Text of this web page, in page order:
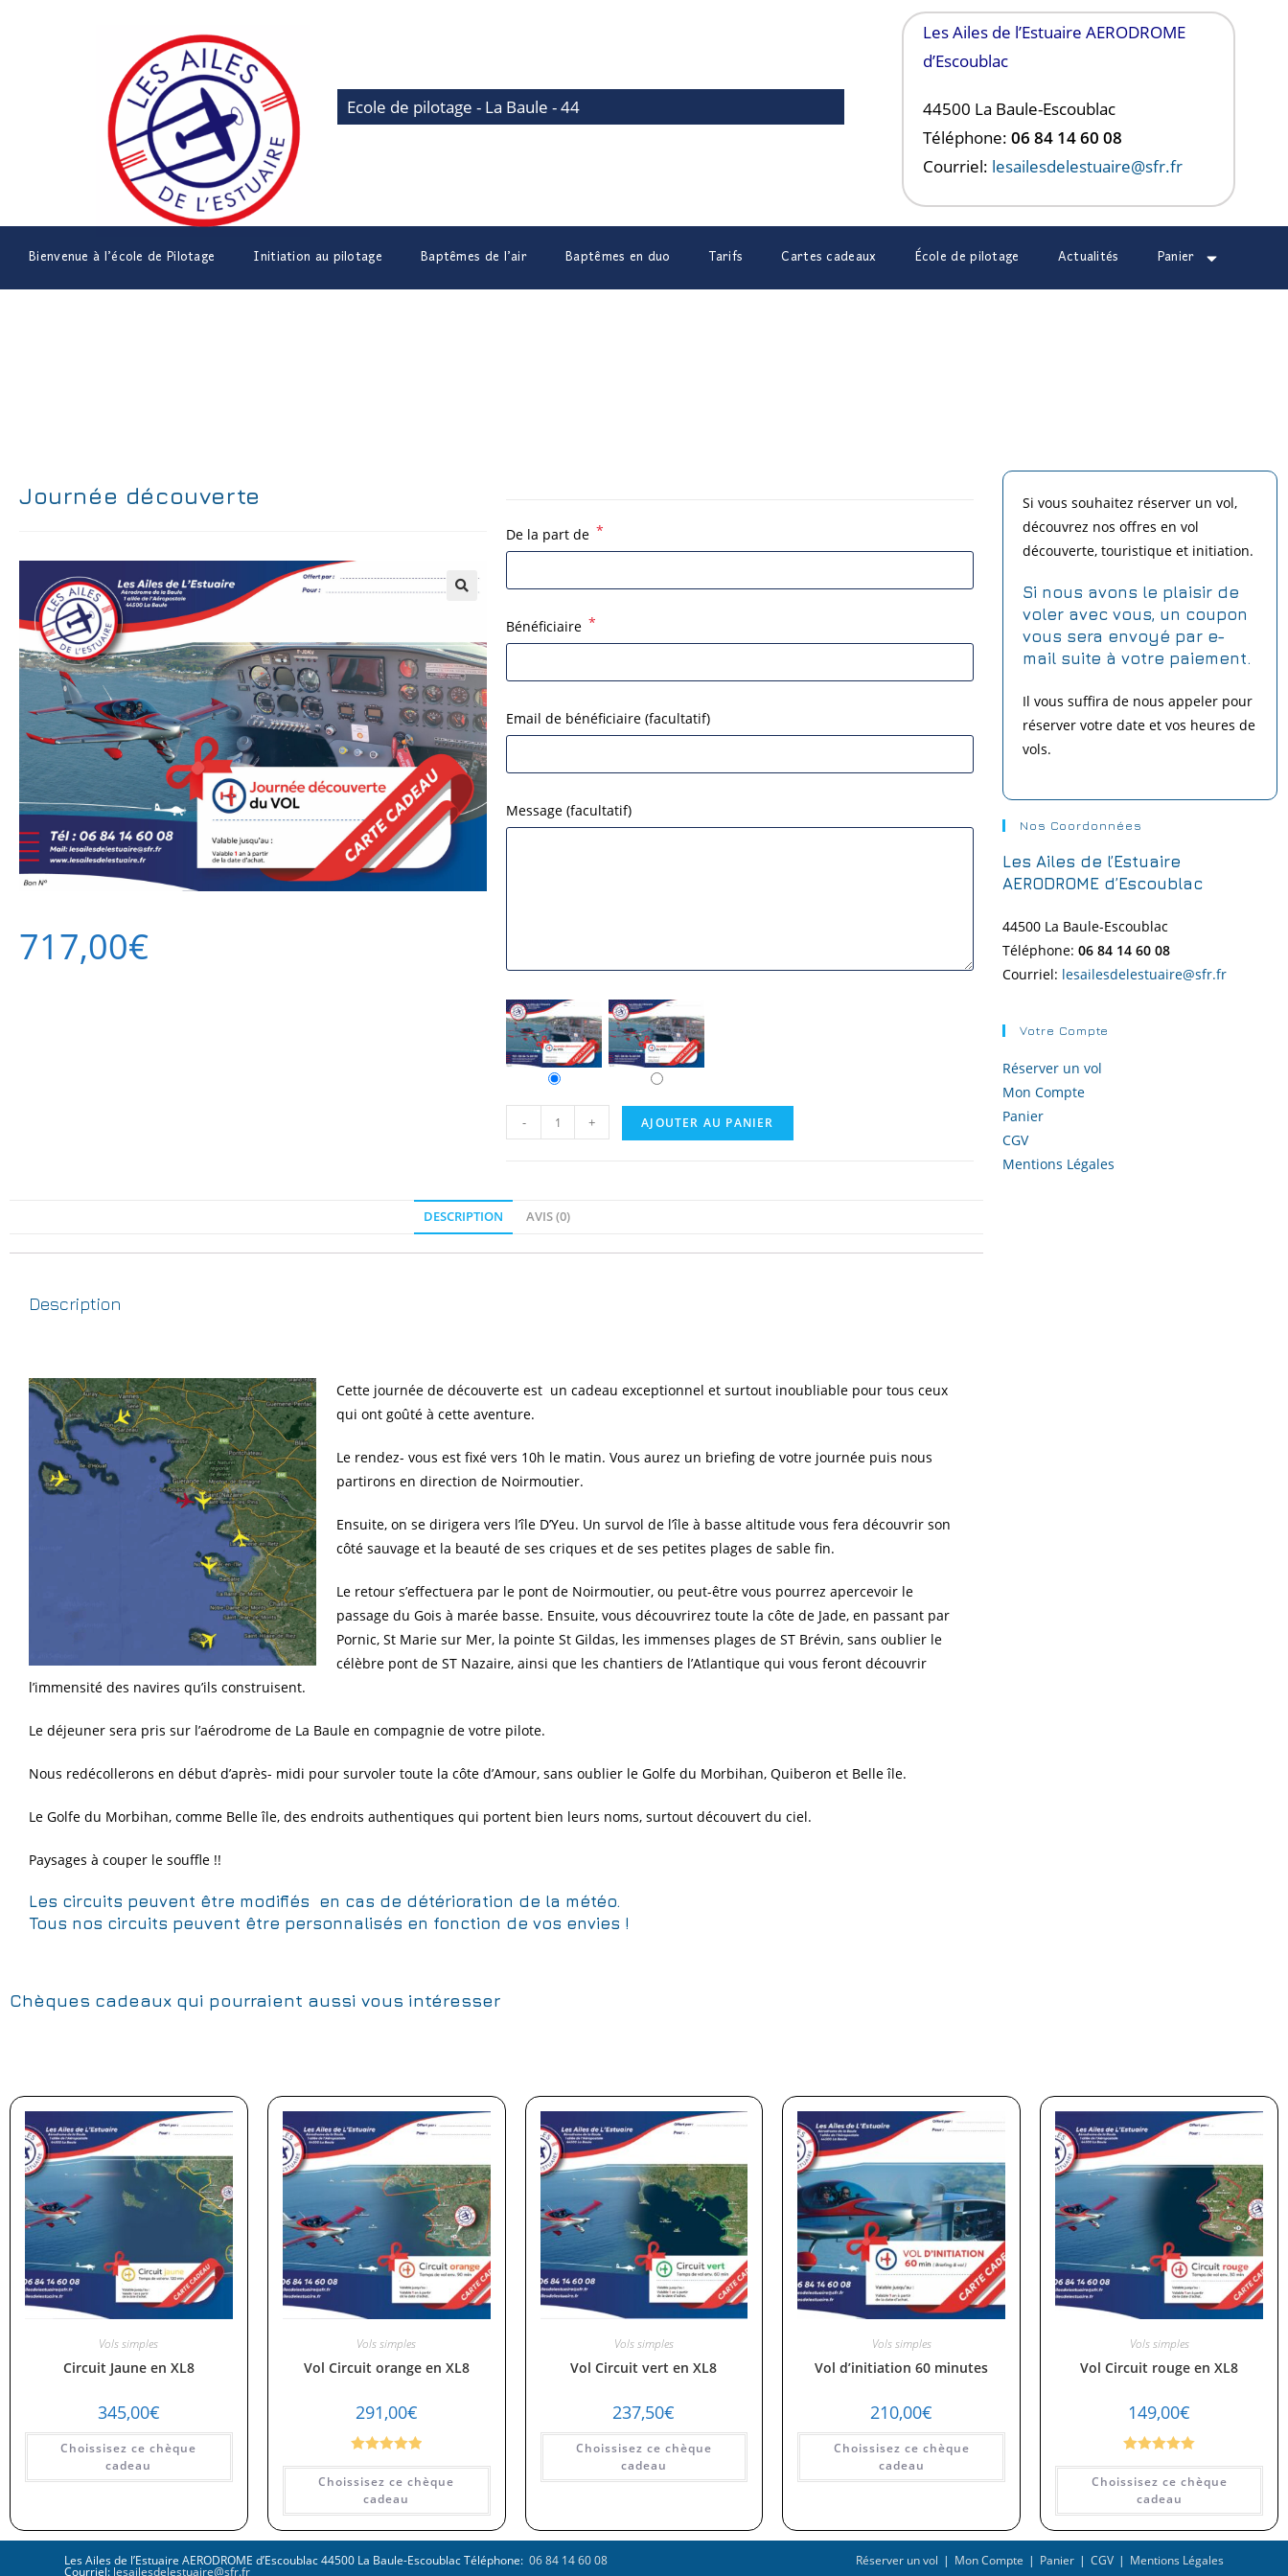
Ecole de pilotage - La Baule - 44
Les Ailes de l’Estuaire AERODROME
d’Escoublac
44500 La Baule-Escoublac
Téléphone:06 84 14 60 08
Courriel: lesailesdelestuaire@sfr.fr
Bienvenue à l’école de Pilotage Initiation au pilotage Baptêmes de l’air Baptêmes en duo Tarifs Cartes cadeaux École de pilotage Actualités Panier
Journée découverte
717,00€
De la part de *
Bénéficiaire *
Email de bénéficiaire(facultatif)
Message(facultatif)
- + AJOUTER AU PANIER
DESCRIPTION AVIS (0)
Description
Cette journée de découverte est un cadeau exceptionnel et surtout inoubliable pour tous ceux
qui ont goûté à cette aventure.
Le rendez- vous est fixé vers 10h le matin. Vous aurez un briefing de votre journée puis nous
partirons en direction de Noirmoutier.
Ensuite, on se dirigera vers l’île D’Yeu. Un survol de l’île à basse altitude vous fera découvrir son
côté sauvage et la beauté de ses criques et de ses petites plages de sable fin.
Le retour s’effectuera par le pont de Noirmoutier, ou peut-être vous pourrez apercevoir le
passage du Gois à marée basse. Ensuite, vous découvrirez toute la côte de Jade, en passant par
Pornic, St Marie sur Mer, la pointe St Gildas, les immenses plages de ST Brévin, sans oublier le
célèbre pont de ST Nazaire, ainsi que les chantiers de l’Atlantique qui vous feront découvrir
l’immensité des navires qu’ils construisent.
Le déjeuner sera pris sur l’aérodrome de La Baule en compagnie de votre pilote.
Nous redécollerons en début d’après- midi pour survoler toute la côte d’Amour, sans oublier le Golfe du Morbihan, Quiberon et Belle île.
Le Golfe du Morbihan, comme Belle île, des endroits authentiques qui portent bien leurs noms, surtout découvert du ciel.
Paysages à couper le souffle !!
Les circuits peuvent être modifiés en cas de détérioration de la météo.
Tous nos circuits peuvent être personnalisés en fonction de vos envies !
Si vous souhaitez réserver un vol,
découvrez nos offres en vol
découverte, touristique et initiation.
Si nous avons le plaisir de
voler avec vous, un coupon
vous sera envoyé par e-
mail suite à votre paiement.
Il vous suffira de nous appeler pour
réserver votre date et vos heures de
vols.
Nos Coordonnées
Les Ailes de l’Estuaire
AERODROME d’Escoublac
44500 La Baule-Escoublac
Téléphone:06 84 14 60 08
Courriel: lesailesdelestuaire@sfr.fr
Votre Compte
Réserver un vol
Mon Compte
Panier
CGV
Mentions Légales
Chèques cadeaux qui pourraient aussi vous intéresser
Vols simples
Circuit Jaune en XL8
345,00€
Choissisez ce chèque
cadeau
Vols simples
Vol Circuit orange en XL8
291,00€
Note5.00
sur 5
Choissisez ce chèque
cadeau
Vols simples
Vol Circuit vert en XL8
237,50€
Choissisez ce chèque
cadeau
Vols simples
Vol d’initiation 60 minutes
210,00€
Choissisez ce chèque
cadeau
Vols simples
Vol Circuit rouge en XL8
149,00€
Note5.00
sur 5
Choissisez ce chèque
cadeau
Réserver un vol Mon Compte Panier CGV Mentions Légales
Les Ailes de l’Estuaire AERODROME d’Escoublac 44500 La Baule-Escoublac Téléphone: 06 84 14 60 08
Courriel: lesailesdelestuaire@sfr.fr